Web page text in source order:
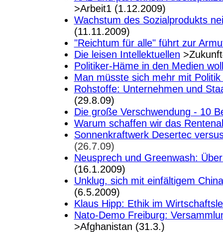
>Arbeit1 (1.12.2009)
Wachstum des Sozialprodukts
(11.11.2009)
"Reichtum für alle" führt zur
Die leisen Intellektuellen
Politiker-Häme in den Medien
Man müsste sich mehr mit
Rohstoffe: Unternehmen und
(29.8.09)
Die große Verschwendung - 10
Warum schaffen wir das
Sonnenkraftwerk Desertec
(26.7.09)
Neusprech und Greenwash:
(16.1.2009)
Unklug, sich mit einfältigem
(6.5.2009)
Klaus Hipp: Ethik im
Nato-Demo Freiburg:
>Afghanistan (31.3.)